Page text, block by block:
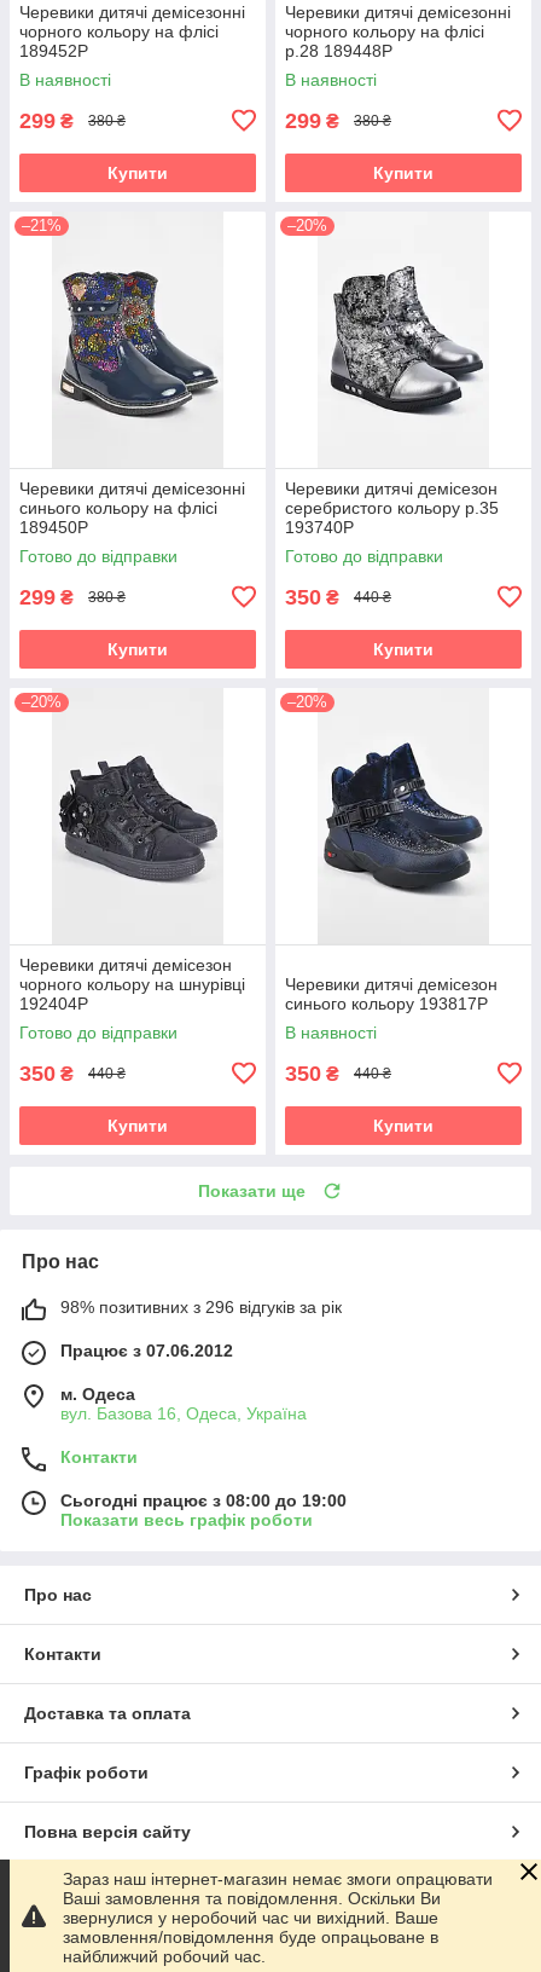
Черевики дитячі демісезонні
чорного кольору на флісі
189452P
В наявності
299 ₴ 380 ₴
Купити
Черевики дитячі демісезонні
чорного кольору на флісі
р.28 189448P
В наявності
299 ₴ 380 ₴
Купити
–21%
Черевики дитячі демісезонні
синього кольору на флісі
189450P
Готово до відправки
299 ₴ 380 ₴
Купити
–20%
Черевики дитячі демісезон
серебристого кольору р.35
193740P
Готово до відправки
350 ₴ 440 ₴
Купити
–20%
Черевики дитячі демісезон
чорного кольору на шнурівці
192404P
Готово до відправки
350 ₴ 440 ₴
Купити
–20%
Черевики дитячі демісезон
синього кольору 193817P
В наявності
350 ₴ 440 ₴
Купити
Показати ще
Про нас
98% позитивних з 296 відгуків за рік
Працює з 07.06.2012
м. Одеса
вул. Базова 16, Одеса, Україна
Контакти
Сьогодні працює з 08:00 до 19:00
Показати весь графік роботи
Про нас
Контакти
Доставка та оплата
Графік роботи
Повна версія сайту
Сайт створено на маркетплейсіProm.ua
Політика конфіденційності
Зараз наш інтернет-магазин немає змоги опрацювати
Ваші замовлення та повідомлення. Оскільки Ви
звернулися у неробочий час чи вихідний. Ваше
замовлення/повідомлення буде опрацьоване в
найближчий робочий час.